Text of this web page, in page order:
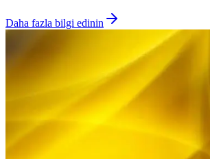
Daha fazla bilgi edinin